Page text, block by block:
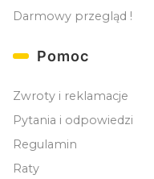
Darmowy przegląd !
Pomoc
Zwroty i reklamacje
Pytania i odpowiedzi
Regulamin
Raty